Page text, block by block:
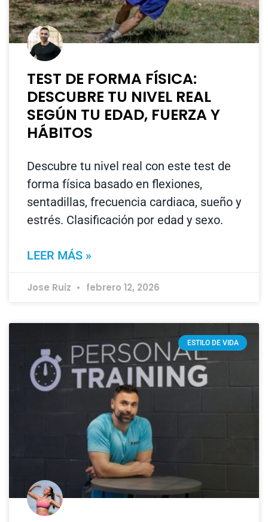
TEST DE FORMA FÍSICA:
DESCUBRE TU NIVEL REAL
SEGÚN TU EDAD, FUERZA Y
HÁBITOS
Descubre tu nivel real con este test de
forma física basado en flexiones,
sentadillas, frecuencia cardiaca, sueño y
estrés. Clasificación por edad y sexo.
LEER MÁS »
Jose Ruiz febrero 12, 2026
ESTILO DE VIDA